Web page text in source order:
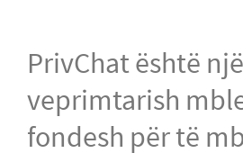
PrivChat është
veprimtarish
fondesh për të